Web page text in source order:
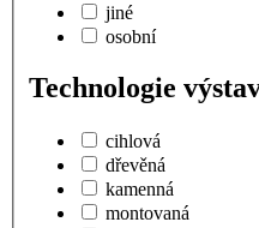
jiné
osobní
Technologie
cihlová
dřevěná
kamenná
montovaná